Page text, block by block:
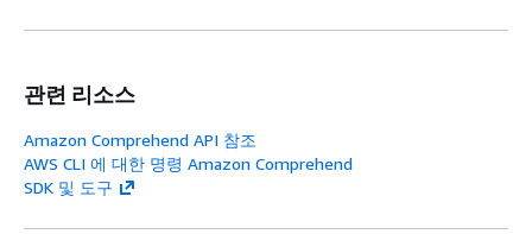
관련 리소스
Amazon Comprehend API 참조
AWS CLI 에 대한 명령 Amazon Comprehend
SDK 및 도구